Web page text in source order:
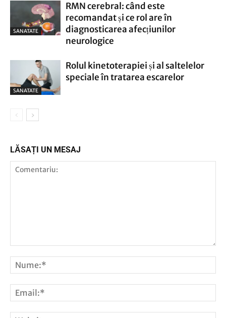
SANATATE
RMN cerebral: când este
recomandat și ce rol are în
diagnosticarea afecțiunilor
neurologice
SANATATE
Rolul kinetoterapiei și al saltelelor
speciale în tratarea escarelor
LĂSAȚI UN MESAJ